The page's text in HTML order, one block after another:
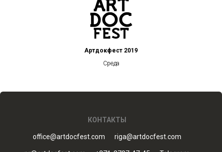
Артдокфест 2019
Среда
КОНТАКТЫ
office@artdocfest.com riga@artdocfest.com